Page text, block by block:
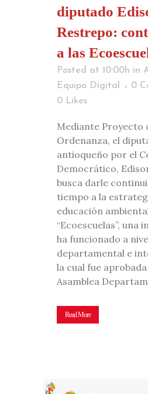
diputado
Restrepo:
a las
Posted at 10:00h in
Equipo Digital
0
0 Likes
Mediante Proyecto
Ordenanza, el
antioqueño por el
Democrático,
busca darle
tiempo a la
educación
“Ecoescuelas”, una
ha funcionado a
departamental e
la cual fue
Asamblea
Read More